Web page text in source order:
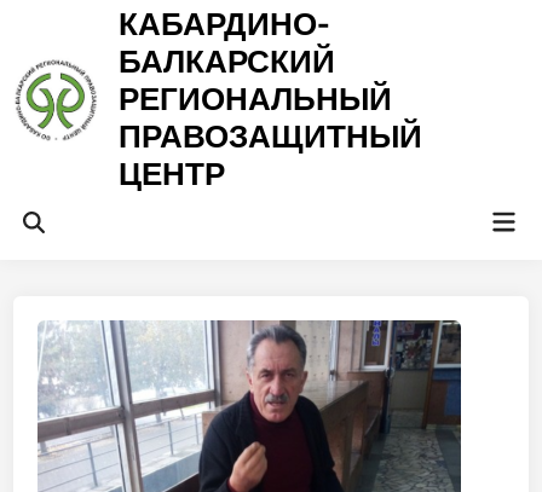
содержимому
КАБАРДИНО-
БАЛКАРСКИЙ
РЕГИОНАЛЬНЫЙ
ПРАВОЗАЩИТНЫЙ
ЦЕНТР
Открыть